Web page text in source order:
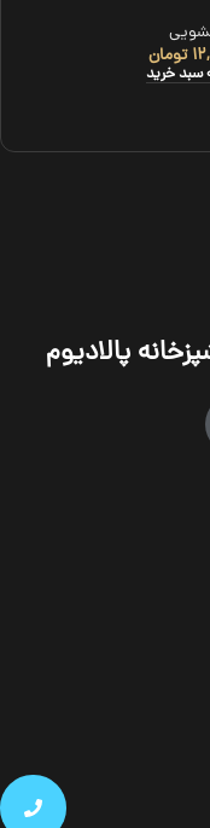
تومان
سبد خرید
پالادیوم